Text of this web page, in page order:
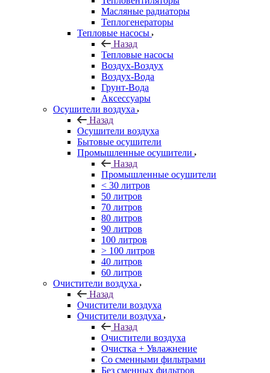
Масляные радиаторы
Теплогенераторы
Тепловые насосы
Назад
Тепловые насосы
Воздух-Воздух
Воздух-Вода
Грунт-Вода
Аксессуары
Осушители воздуха
Назад
Осушители воздуха
Бытовые осушители
Промышленные осушители
Назад
Промышленные осушители
< 30 литров
50 литров
70 литров
80 литров
90 литров
100 литров
> 100 литров
40 литров
60 литров
Очистители воздуха
Назад
Очистители воздуха
Очистители воздуха
Назад
Очистители воздуха
Очистка + Увлажнение
Cо сменными фильтрами
Без сменных фильтров